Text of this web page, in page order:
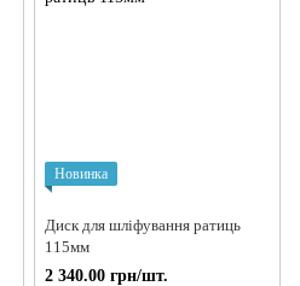
Новинка
Диск для шліфування ратиць
115мм
2 340.00 грн/шт.